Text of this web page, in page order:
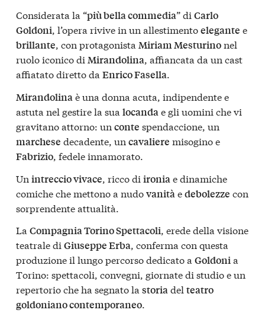
Considerata la “più bella commedia” di Carlo
Goldoni, l’opera rivive in un allestimentoelegante e
brillante, con protagonista Miriam Mesturinonel
ruolo iconico di Mirandolina, affiancata da un cast
affiatato diretto da Enrico Fasella.
Mirandolinaè una donna acuta, indipendente e
astuta nel gestire la sua locandae gli uomini che vi
gravitano attorno: un conte spendaccione, un
marchese decadente, un cavaliere misogino e
Fabrizio, fedele innamorato.
Un intreccio vivace , ricco di ironia e dinamiche
comiche che mettono a nudovanità edebolezze con
sorprendente attualità.
La Compagnia Torino Spettacoli, erede della visione
teatrale di Giuseppe Erba, conferma con questa
produzione il lungo percorso dedicato a Goldonia
Torino: spettacoli, convegni, giornate di studio e un
repertorio che ha segnato la storiadel teatro
goldoniano contemporaneo.